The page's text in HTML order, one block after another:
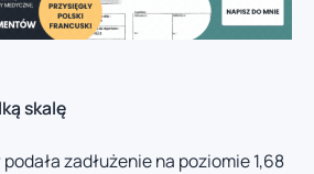
skalę
zadłużenie na poziomie 1,68